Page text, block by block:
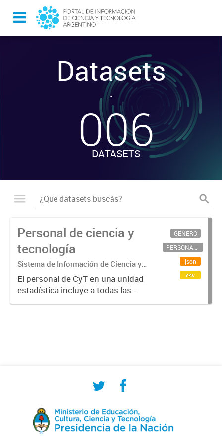
Datasets
-
006
DATASETS
Personal de ciencia y
tecnología
Sistema de Información de Ciencia y
Tecnología Argentino (SICYTAR)
El personal de CyT en una unidad
estadística incluye a todas las
personas involucradas
GÉNERO
PERSONAL CIENTÍFICO-TECNOLÓGICO
json
csv